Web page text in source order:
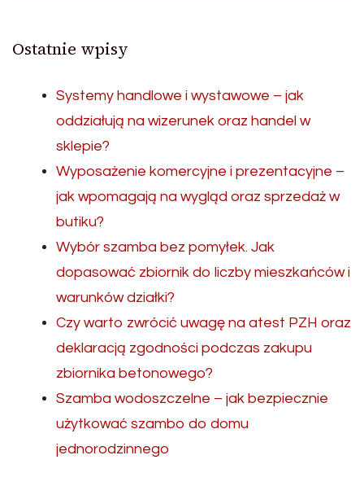
Ostatnie wpisy
Systemy handlowe i wystawowe – jak
oddziałują na wizerunek oraz handel w
sklepie?
Wyposażenie komercyjne i prezentacyjne –
jak wpomagają na wygląd oraz sprzedaż w
butiku?
Wybór szamba bez pomyłek. Jak
dopasować zbiornik do liczby mieszkańców i
warunków działki?
Czy warto zwrócić uwagę na atest PZH oraz
deklaracją zgodności podczas zakupu
zbiornika betonowego?
Szamba wodoszczelne – jak bezpiecznie
użytkować szambo do domu
jednorodzinnego